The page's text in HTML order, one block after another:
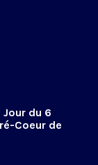
Jour du 6
Coeur de